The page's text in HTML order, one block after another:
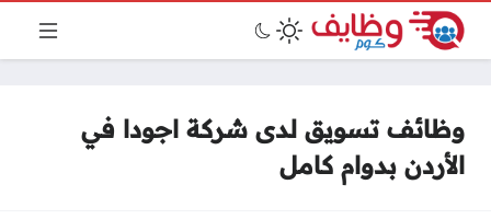
وظائف تسويق لدى شركة اجودا في
الأردن بدوام كامل